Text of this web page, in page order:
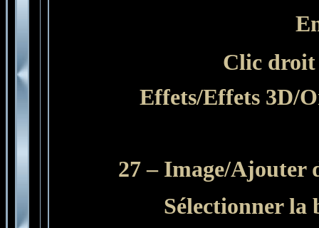
Clic droit
Effets/Effets 3D/
27 – Image/Ajouter
Sélectionnerla